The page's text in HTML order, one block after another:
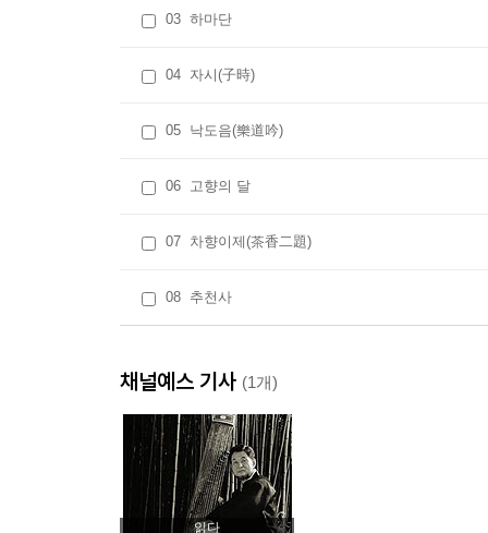
03 하마단
04 자시(子時)
05 낙도음(樂道吟)
06 고향의 달
07 차향이제(茶香二題)
08 추천사
채널예스 기사 (1개)
읽다